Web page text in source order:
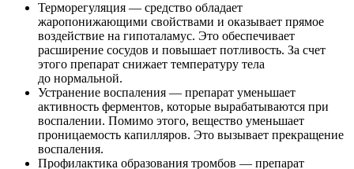
Терморегуляция — средство обладает
жаропонижающими свойствами и оказывает прямое
воздействие на гипоталамус. Это обеспечивает
расширение сосудов и повышает потливость. За счет
этого препарат снижает температуру тела
до нормальной.
Устранение воспаления — препарат уменьшает
активность ферментов, которые вырабатываются при
воспалении. Помимо этого, вещество уменьшает
проницаемость капилляров. Это вызывает прекращение
воспаления.
Профилактика образования тромбов — препарат